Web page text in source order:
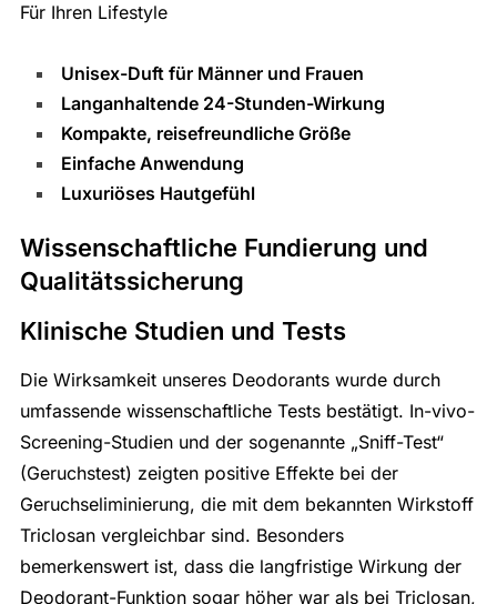
Für Ihren Lifestyle
Unisex-Duft für Männer und Frauen
Langanhaltende 24-Stunden-Wirkung
Kompakte, reisefreundliche Größe
Einfache Anwendung
Luxuriöses Hautgefühl
Wissenschaftliche Fundierung und
Qualitätssicherung
Klinische Studien und Tests
Die Wirksamkeit unseres Deodorants wurde durch
umfassende wissenschaftliche Tests bestätigt. In-vivo-
Screening-Studien und der sogenannte „Sniff-Test“
(Geruchstest) zeigten positive Effekte bei der
Geruchseliminierung, die mit dem bekannten Wirkstoff
Triclosan vergleichbar sind. Besonders
bemerkenswert ist, dass die langfristige Wirkung der
Deodorant-Funktion sogar höher war als bei Triclosan,